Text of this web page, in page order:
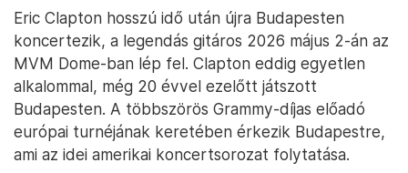
Eric Clapton hosszú idő után újra Budapesten
koncertezik, a legendás gitáros 2026 május 2-án az
MVM Dome-ban lép fel. Clapton eddig egyetlen
alkalommal, még 20 évvel ezelőtt játszott
Budapesten. A többszörös Grammy-díjas előadó
európai turnéjának keretében érkezik Budapestre,
ami az idei amerikai koncertsorozat folytatása.